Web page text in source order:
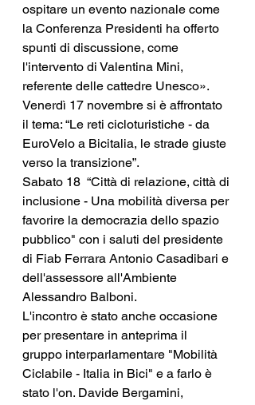
ospitare un evento nazionale come
la Conferenza Presidenti ha offerto
spunti di discussione, come
l'intervento di Valentina Mini,
referente delle cattedre Unesco».
Venerdì 17 novembre si è affrontato
il tema: “Le reti cicloturistiche - da
EuroVelo a Bicitalia, le strade giuste
verso la transizione”.
Sabato 18  “Città di relazione, città di
inclusione - Una mobilità diversa per
favorire la democrazia dello spazio
pubblico" con i saluti del presidente
di Fiab Ferrara Antonio Casadibari e
dell'assessore all'Ambiente
Alessandro Balboni.
L'incontro è stato anche occasione
per presentare in anteprima il
gruppo interparlamentare "Mobilità
Ciclabile - Italia in Bici" e a farlo è
stato l'on. Davide Bergamini,